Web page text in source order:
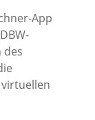
App
des